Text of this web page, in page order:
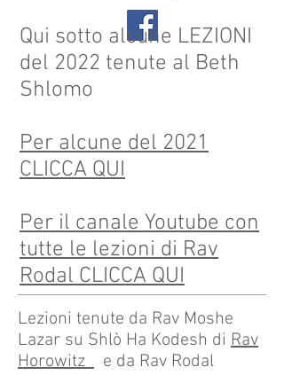
Qui sotto alcune LEZIONI
del 2022 tenute al Beth
Shlomo
Per alcune del 2021
CLICCA QUI
Per il canale Youtube con
tutte le lezioni di Rav
Rodal CLICCA QUI
Lezioni tenute da Rav Moshe
Lazar su Shlò Ha Kodesh di Rav
Horowitz e da Rav Rodal